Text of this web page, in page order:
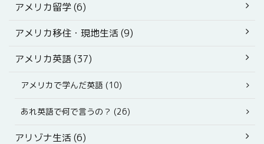
アメリカ留学 (6)
アメリカ移住・現地生活 (9)
アメリカ英語 (37)
アメリカで学んだ英語 (10)
あれ英語で何で言うの？ (26)
アリゾナ生活 (6)